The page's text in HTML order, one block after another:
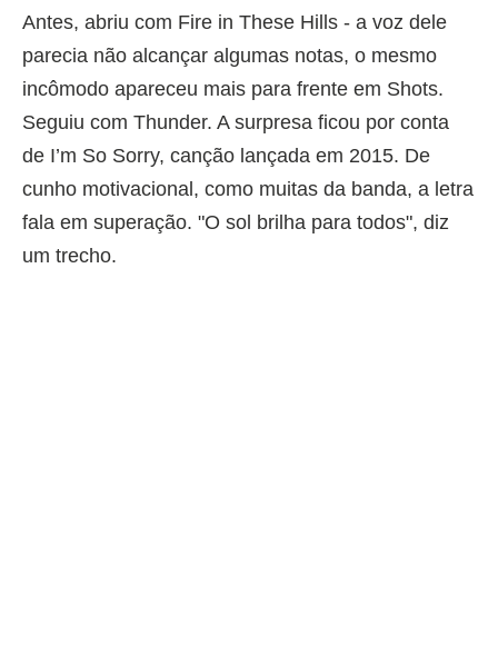
Antes, abriu com Fire in These Hills - a voz dele
parecia não alcançar algumas notas, o mesmo
incômodo apareceu mais para frente em Shots.
Seguiu com Thunder. A surpresa ficou por conta
de I’m So Sorry, canção lançada em 2015. De
cunho motivacional, como muitas da banda, a letra
fala em superação. "O sol brilha para todos", diz
um trecho.